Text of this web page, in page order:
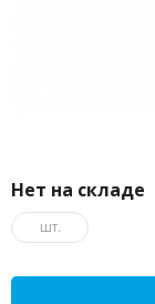
Нет на складе
шт.